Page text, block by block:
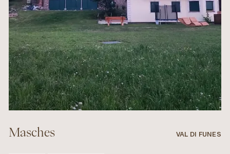
Masches VAL DI FUNES